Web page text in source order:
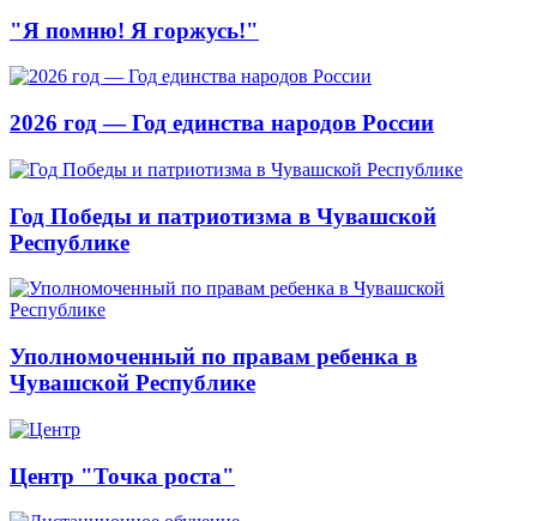
"Я помню! Я горжусь!"
2026 год — Год единства народов России
Год Победы и патриотизма в Чувашской
Республике
Уполномоченный по правам ребенка в
Чувашской Республике
Центр "Точка роста"